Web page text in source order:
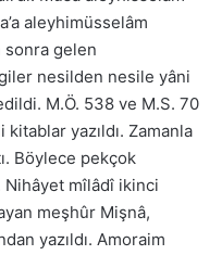
aleyhimüsselâm
gelen
nesilden nesile yâni
M.Ö. 538 ve M.S. 70
yazıldı. Zamanla
Böylece pekçok
Nihâyet mîlâdî ikinci
meşhûr Mişnâ,
yazıldı. Amoraim